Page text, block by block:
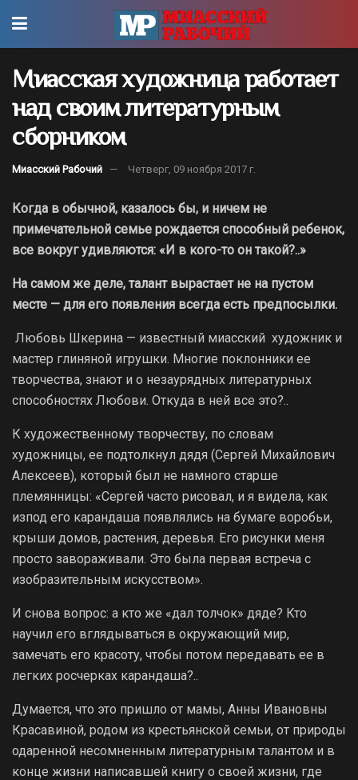
Миасская художница работает
над своим литературным
сборником
Миасский Рабочий Четверг, 09 ноября 2017 г.
Когда в обычной, казалось бы, и ничем не
примечательной семье рождается способный ребенок,
все вокруг удивляются: «И в кого-то он такой?..»
На самом же деле, талант вырастает не на пустом
месте — для его появления всегда есть предпосылки.
Любовь Шкерина — известный миасский художник и
мастер глиняной игрушки. Многие поклонники ее
творчества, знают и о незаурядных литературных
способностях Любови. Откуда в ней все это?..
К художественному творчеству, по словам
художницы, ее подтолкнул дядя (Сергей Михайлович
Алексеев), который был не намного старше
племянницы: «Сергей часто рисовал, и я видела, как
из­под его карандаша появлялись на бумаге воробьи,
крыши домов, растения, деревья. Его рисунки меня
просто завораживали. Это была первая встреча с
изобразительным искусством».
И снова вопрос: а кто же «дал толчок» дяде? Кто
научил его вглядываться в окружающий мир,
замечать его красоту, чтобы потом передавать ее в
легких росчерках карандаша?..
Думается, что это пришло от мамы, Анны Ивановны
Красавиной, родом из крестьянской семьи, от природы
одаренной несомненным литературным талантом и в
конце жизни написавшей книгу о своей жизни, где